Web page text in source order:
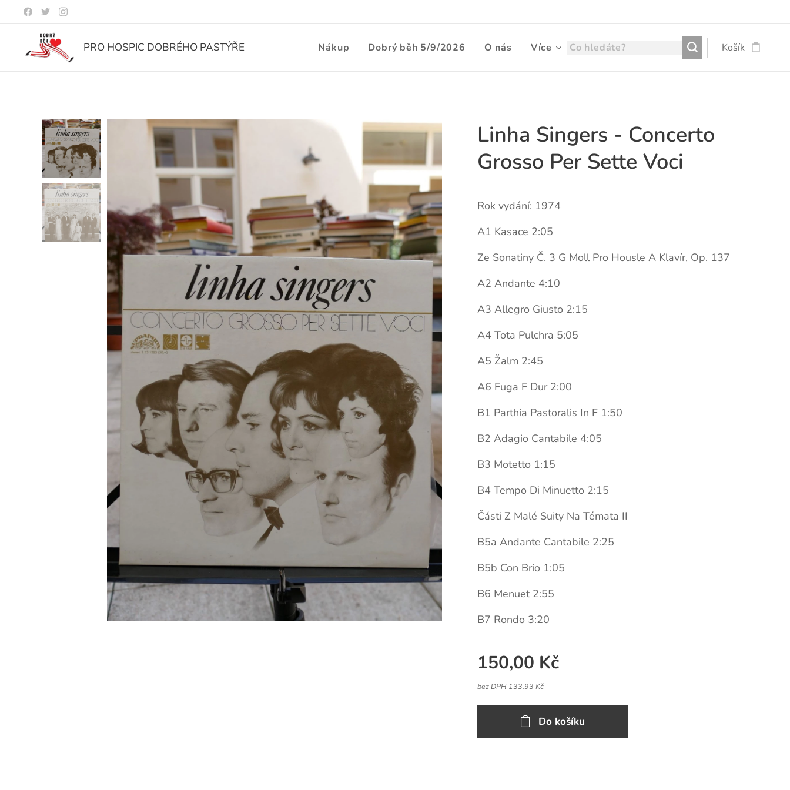
PRO HOSPIC DOBRÉHO PASTÝŘE Nákup Dobrý běh 5/9/2026 O nás Více Košík
Linha Singers - Concerto
Grosso Per Sette Voci
Rok vydání: 1974
A1 Kasace 2:05
Ze Sonatiny Č. 3 G Moll Pro Housle A Klavír, Op. 137
A2 Andante 4:10
A3 Allegro Giusto 2:15
A4 Tota Pulchra 5:05
A5 Žalm 2:45
A6 Fuga F Dur 2:00
B1 Parthia Pastoralis In F 1:50
B2 Adagio Cantabile 4:05
B3 Motetto 1:15
B4 Tempo Di Minuetto 2:15
Části Z Malé Suity Na Témata II
B5a Andante Cantabile 2:25
B5b Con Brio 1:05
B6 Menuet 2:55
B7 Rondo 3:20
150,00 Kč
bez DPH 133,93 Kč
Do košíku